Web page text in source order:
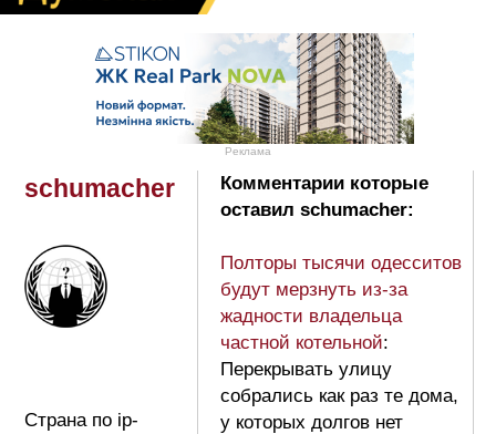
Реклама
schumacher
Страна по ip-
Комментарии которые
оставил schumacher:
Полторы тысячи одесситов
будут мерзнуть из-за
жадности владельца
частной котельной:
Перекрывать улицу
собрались как раз те дома,
у которых долгов нет